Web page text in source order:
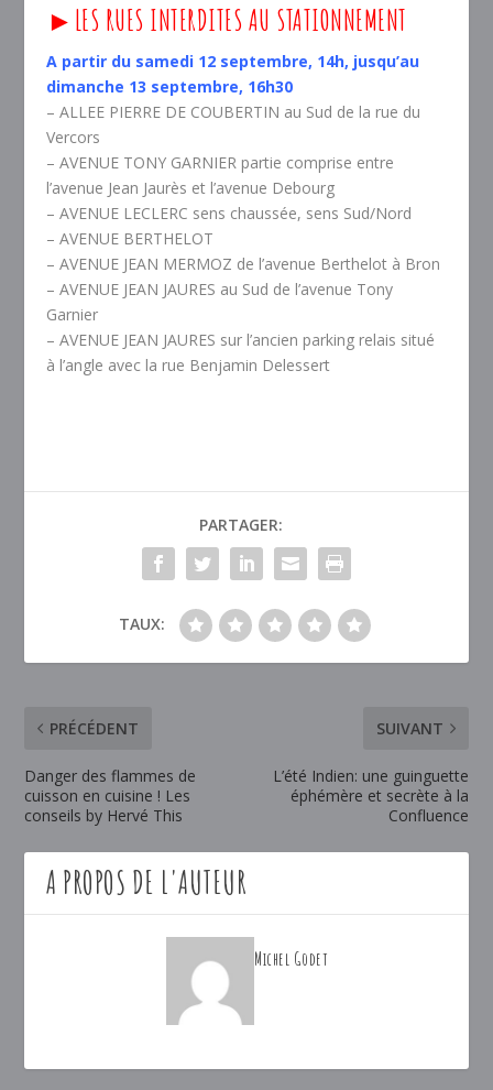
►LES RUES INTERDITES AU STATIONNEMENT
A partir du samedi 12 septembre, 14h, jusqu’au
dimanche 13 septembre, 16h30
– ALLEE PIERRE DE COUBERTIN au Sud de la rue du
Vercors
– AVENUE TONY GARNIER partie comprise entre
l’avenue Jean Jaurès et l’avenue Debourg
– AVENUE LECLERC sens chaussée, sens Sud/Nord
– AVENUE BERTHELOT
– AVENUE JEAN MERMOZ de l’avenue Berthelot à Bron
– AVENUE JEAN JAURES au Sud de l’avenue Tony
Garnier
– AVENUE JEAN JAURES sur l’ancien parking relais situé
à l’angle avec la rue Benjamin Delessert
PARTAGER:
TAUX:
PRÉCÉDENT
Danger des flammes de
cuisson en cuisine ! Les
conseils by Hervé This
SUIVANT
L’été Indien: une guinguette
éphémère et secrète à la
Confluence
A PROPOS DE L'AUTEUR
Michel Godet